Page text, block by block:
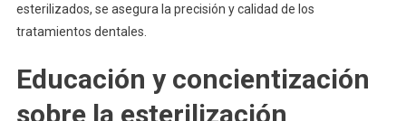
esterilizados, se asegura la precisión y calidad de los
tratamientos dentales.
Educación y concientización
sobre la esterilización